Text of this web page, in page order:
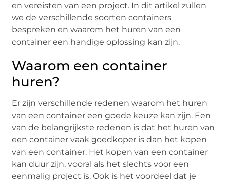
en vereisten van een project. In dit artikel zullen
we de verschillende soorten containers
bespreken en waarom het huren van een
container een handige oplossing kan zijn.
Waarom een container
huren?
Er zijn verschillende redenen waarom het huren
van een container een goede keuze kan zijn. Een
van de belangrijkste redenen is dat het huren van
een container vaak goedkoper is dan het kopen
van een container. Het kopen van een container
kan duur zijn, vooral als het slechts voor een
eenmalig project is. Ook is het voordeel dat je